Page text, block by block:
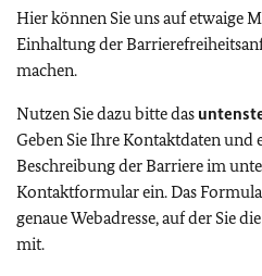
Hier können Sie uns auf etwaige
Einhaltung der
machen.
Nutzen Sie dazu bitte das
Geben Sie Ihre Kontaktdaten und
Beschreibung der Barriere im
Kontaktformular ein. Das
genaue Webadresse, auf der Sie
mit.